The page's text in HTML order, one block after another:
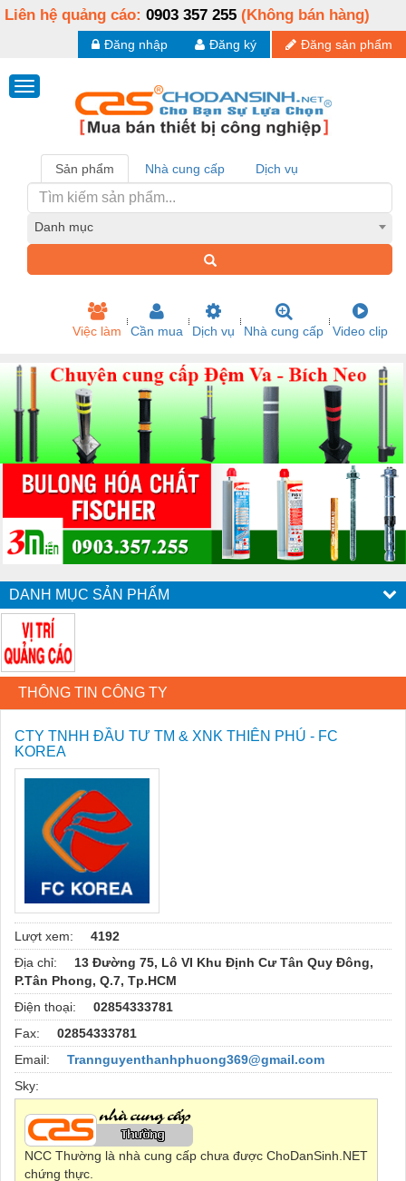
Liên hệ quảng cáo: 0903 357 255 (Không bán hàng)
Đăng sản phẩm
Đăng ký
Đăng nhập
Sản phẩm Nhà cung cấp Dịch vụ
Danh mục
Việc làm Cần mua Dịch vụ Nhà cung cấp Video clip
DANH MỤC SẢN PHẨM
THÔNG TIN CÔNG TY
CTY TNHH ĐẦU TƯ TM & XNK THIÊN PHÚ - FC
KOREA
Lượt xem:
4192
Địa chỉ:
13 Đường 75, Lô VI Khu Định Cư Tân Quy Đông,
P.Tân Phong, Q.7, Tp.HCM
Điện thoại:
02854333781
Fax:
02854333781
Email:
Trannguyenthanhphuong369@gmail.com
Sky:
NCC Thường là nhà cung cấp chưa được ChoDanSinh.NET
chứng thực.